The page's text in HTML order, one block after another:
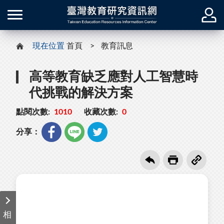
現在位置 首頁 教育訊息
高等教育缺乏應對人工智慧時
代挑戰的解決方案
點閱次數: 1010 收藏次數: 0
分享：
相